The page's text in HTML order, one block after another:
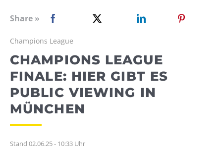
WEBRADIO
Share »
Champions League
CHAMPIONS LEAGUE
FINALE: HIER GIBT ES
PUBLIC VIEWING IN
MÜNCHEN
Stand 02.06.25 - 10:33 Uhr